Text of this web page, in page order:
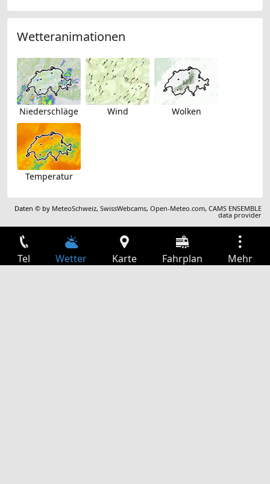
Wetteranimationen
Niederschläge Wind Wolken
Temperatur
Daten © by MeteoSchweiz,SwissWebcams,Open-Meteo.com,CAMS ENSEMBLE
data provider
Tel Wetter Karte Fahrplan Mehr